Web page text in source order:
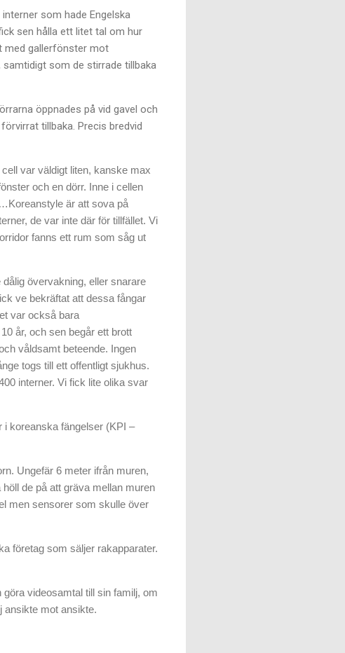
som hade Engelska
sen hålla ett litet tal om hur
med gallerfönster mot
som de stirrade tillbaka
öppnades på vid gavel och
tillbaka. Precis bredvid
var väldigt liten, kanske max
och en dörr. Inne i cellen
är att sova på
de var inte där för tillfället. Vi
fanns ett rum som såg ut
övervakning, eller snarare
ve bekräftat att dessa fångar
var också bara
år, och sen begår ett brott
våldsamt beteende. Ingen
togs till ett offentligt sjukhus.
interner. Vi fick lite olika svar
koreanska fängelser (KPI –
Ungefär 6 meter ifrån muren,
de på att gräva mellan muren
men sensorer som skulle över
företag som säljer rakapparater.
videosamtal till sin familj, om
ansikte mot ansikte.